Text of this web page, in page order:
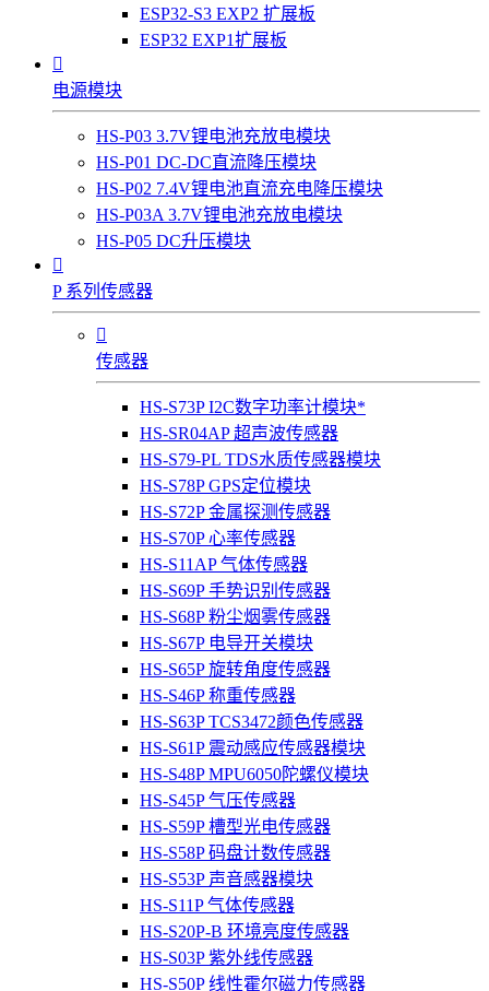
ESP32-S3 EXP2 扩展板
ESP32 EXP1扩展板

电源模块
HS-P03 3.7V锂电池充放电模块
HS-P01 DC-DC直流降压模块
HS-P02 7.4V锂电池直流充电降压模块
HS-P03A 3.7V锂电池充放电模块
HS-P05 DC升压模块

P 系列传感器

传感器
HS-S73P I2C数字功率计模块*
HS-SR04AP 超声波传感器
HS-S79-PL TDS水质传感器模块
HS-S78P GPS定位模块
HS-S72P 金属探测传感器
HS-S70P 心率传感器
HS-S11AP 气体传感器
HS-S69P 手势识别传感器
HS-S68P 粉尘烟雾传感器
HS-S67P 电导开关模块
HS-S65P 旋转角度传感器
HS-S46P 称重传感器
HS-S63P TCS3472颜色传感器
HS-S61P 震动感应传感器模块
HS-S48P MPU6050陀螺仪模块
HS-S45P 气压传感器
HS-S59P 槽型光电传感器
HS-S58P 码盘计数传感器
HS-S53P 声音感器模块
HS-S11P 气体传感器
HS-S20P-B 环境亮度传感器
HS-S03P 紫外线传感器
HS-S50P 线性霍尔磁力传感器